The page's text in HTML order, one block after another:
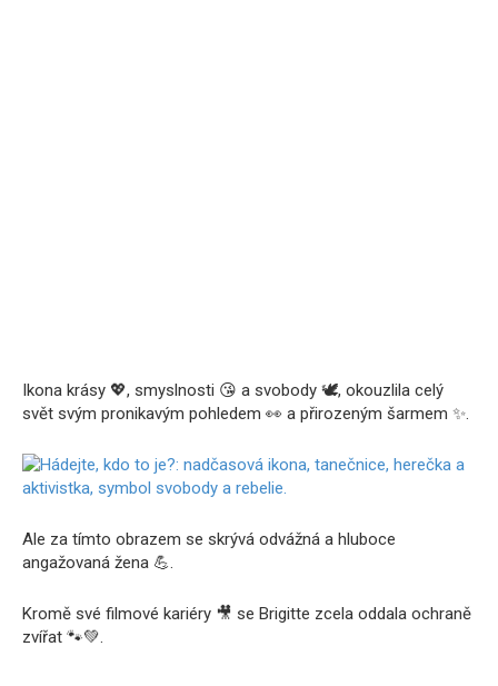
Ikona krásy 💖, smyslnosti 😘 a svobody 🕊️, okouzlila celý
svět svým pronikavým pohledem 👀 a přirozeným šarmem ✨.
Ale za tímto obrazem se skrývá odvážná a hluboce
angažovaná žena 💪.
Kromě své filmové kariéry 🎥 se Brigitte zcela oddala ochraně
zvířat 🐾💚.